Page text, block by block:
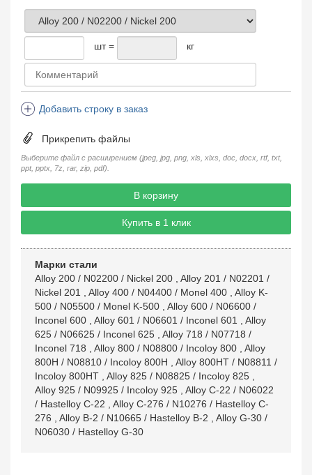
шт = кг
Добавить строку в заказ
Прикрепить файлы
Выберите файл с расширением (jpeg, jpg, png, xls, xlxs, doc, docx, rtf, txt,
ppt, pptx, 7z, rar, zip, pdf).
В корзину
Купить в 1 клик
Марки стали
Alloy 200 / N02200 / Nickel 200
Alloy 201 / N02201 /
Nickel 201
Alloy 400 / N04400 / Monel 400
Alloy K-
500 / N05500 / Monel K-500
Alloy 600 / N06600 /
Inconel 600
Alloy 601 / N06601 / Inconel 601
Alloy
625 / N06625 / Inconel 625
Alloy 718 / N07718 /
Inconel 718
Alloy 800 / N08800 / Incoloy 800
Alloy
800H / N08810 / Incoloy 800H
Alloy 800HT / N08811 /
Incoloy 800HT
Alloy 825 / N08825 / Incoloy 825
Alloy 925 / N09925 / Incoloy 925
Alloy C-22 / N06022
/ Hastelloy C-22
Alloy C-276 / N10276 / Hastelloy C-
276
Alloy B-2 / N10665 / Hastelloy B-2
Alloy G-30 /
N06030 / Hastelloy G-30